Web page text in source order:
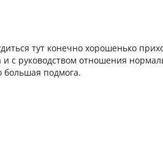
тут конечно хорошенько
с руководством отношения
большая подмога.